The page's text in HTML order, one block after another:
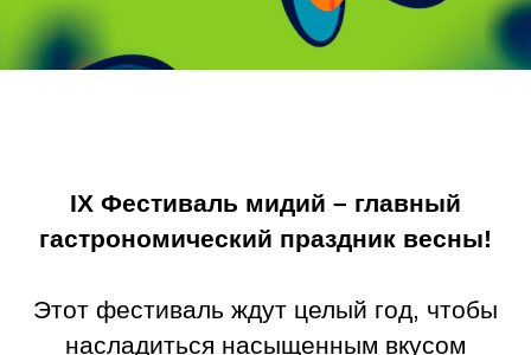
IX Фестиваль мидий – главный
гастрономический праздник весны!
Этот фестиваль ждут целый год, чтобы
насладиться насыщенным вкусом